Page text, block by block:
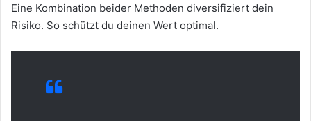
Eine Kombination beider Methoden diversifiziert dein
Risiko. So schützt du deinen Wert optimal.